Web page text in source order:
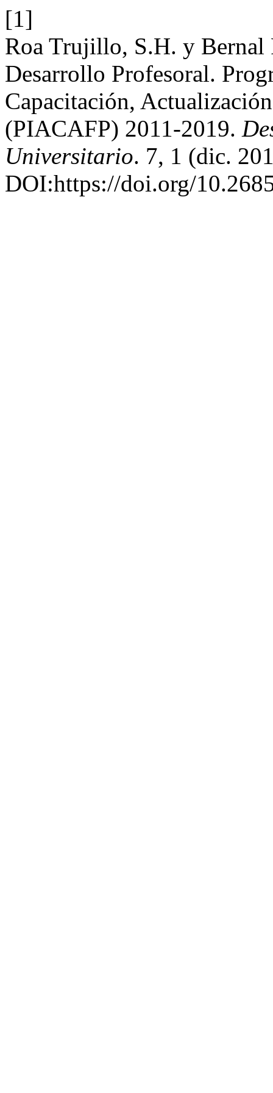
[1]
Roa Trujillo, S.H. y Bernal
Desarrollo Profesoral.
Capacitación,
(PIACAFP) 2011-2019.
Universitario. 7, 1 (dic.
DOI:https://doi.org/